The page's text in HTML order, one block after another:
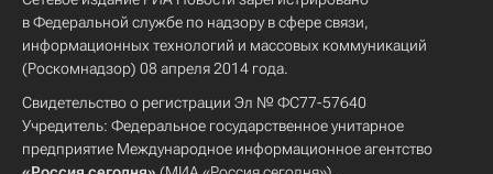
в Федеральной службе по надзору в сфере связи,
информационных технологий и массовых коммуникаций
(Роскомнадзор) 08 апреля 2014 года.
Свидетельство о регистрации Эл № ФС77-57640
Учредитель: Федеральное государственное унитарное
предприятие Международное информационное агентство